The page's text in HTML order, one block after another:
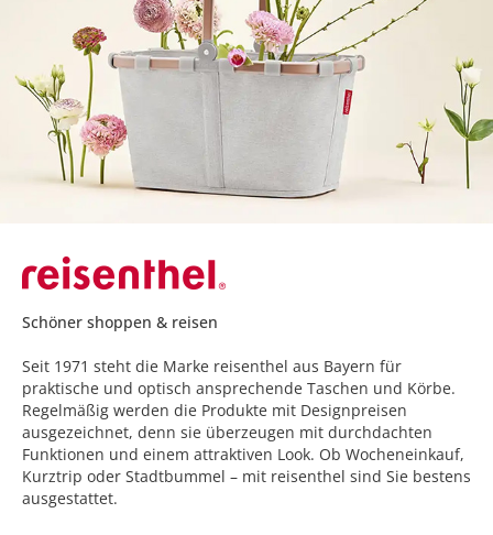
Schöner shoppen & reisen
Seit 1971 steht die Marke reisenthel aus Bayern für
praktische und optisch ansprechende Taschen und Körbe.
Regelmäßig werden die Produkte mit Designpreisen
ausgezeichnet, denn sie überzeugen mit durchdachten
Funktionen und einem attraktiven Look. Ob Wocheneinkauf,
Kurztrip oder Stadtbummel – mit reisenthel sind Sie bestens
ausgestattet.